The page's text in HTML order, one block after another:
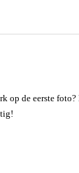
op de eerste